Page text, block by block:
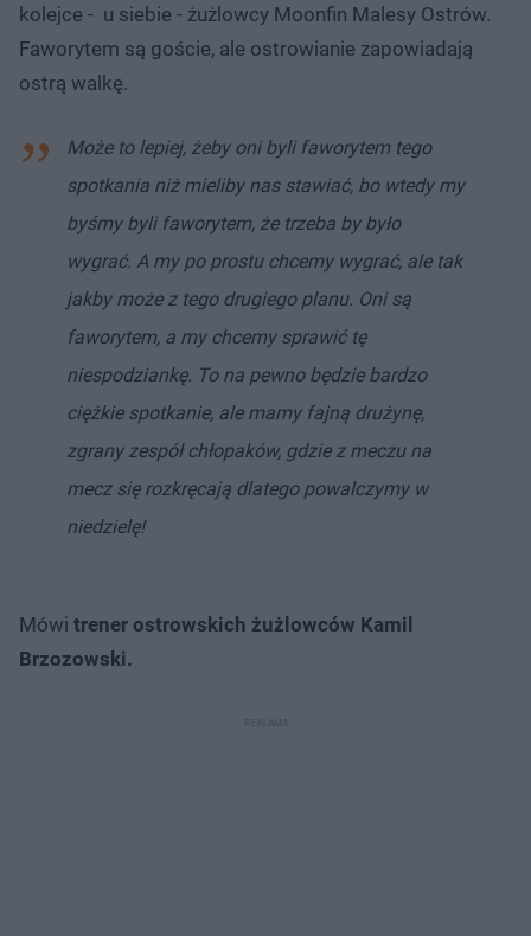
kolejce - u siebie - żużlowcy Moonfin Malesy Ostrów.
Faworytem są goście, ale ostrowianie zapowiadają
ostrą walkę.
Może to lepiej, żeby oni byli faworytem tego
spotkania niż mieliby nas stawiać, bo wtedy my
byśmy byli faworytem, że trzeba by było
wygrać. A my po prostu chcemy wygrać, ale tak
jakby może z tego drugiego planu. Oni są
faworytem, a my chcemy sprawić tę
niespodziankę. To na pewno będzie bardzo
ciężkie spotkanie, ale mamy fajną drużynę,
zgrany zespół chłopaków, gdzie z meczu na
mecz się rozkręcają dlatego powalczymy w
niedzielę!
Mówi trener ostrowskich żużlowców Kamil
Brzozowski.